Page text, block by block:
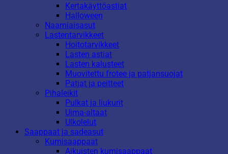
Kertakäyttöastiat
Halloween
Naamiaisasut
Lastentarvikkeet
Hoitotarvikkeet
Lasten astiat
Lasten kalusteet
Muovitettu frotee ja patjansuojat
Patjat ja peitteet
Pihaleikit
Pulkat ja liukurit
Uima-altaat
Ulkolelut
Saappaat ja sadeasut
Kumisaappaat
Aikuisten kumisaappaat